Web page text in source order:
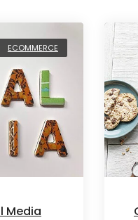
ECOMMERCE
Media